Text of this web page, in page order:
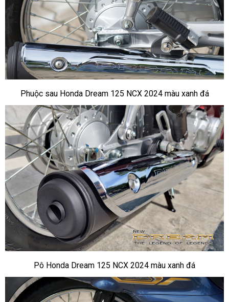
Phuộc sau Honda Dream 125 NCX 2024 màu xanh đá
Pô Honda Dream 125 NCX 2024 màu xanh đá